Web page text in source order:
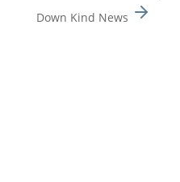
Down Kind News